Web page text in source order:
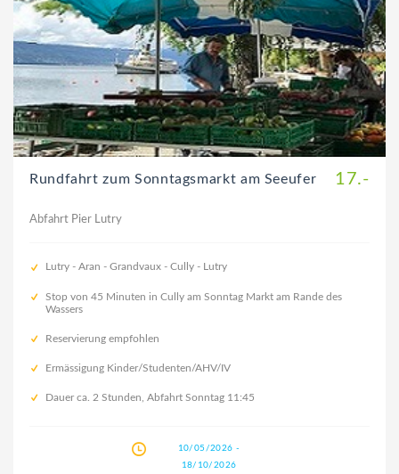
17.-
Rundfahrt zum Sonntagsmarkt am Seeufer
Abfahrt Pier Lutry
Lutry - Aran - Grandvaux - Cully - Lutry
Stop von 45 Minuten in Cully am Sonntag Markt am Rande des
Wassers
Reservierung empfohlen
Ermässigung Kinder/Studenten/AHV/IV
Dauer ca. 2 Stunden, Abfahrt Sonntag 11:45
10/05/2026 -
18/10/2026